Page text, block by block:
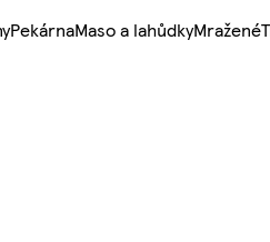
PekárnaMaso a lahůdkyMražené